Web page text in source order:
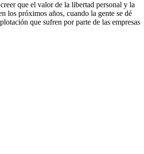
que el valor de la libertad personal y la
los próximos años, cuando la gente se dé
que sufren por parte de las empresas